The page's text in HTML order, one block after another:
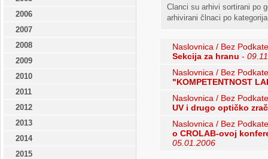
2006
2007
2008
2009
2010
2011
2012
2013
2014
2015
Clanci su arhivi sortirani po
arhivirani člnaci po
Naslovnica / Bez
Sekcija za hranu -
Naslovnica / Bez
"KOMPETENTNOST
Naslovnica / Bez
UV i drugo optičko
Naslovnica / Bez
o CROLAB-ovoj
05.01.2006